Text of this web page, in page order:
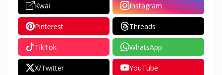
Kwai Instagram
Pinterest Threads
TikTok WhatsApp
X/Twitter YouTube